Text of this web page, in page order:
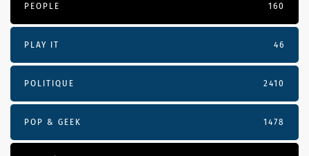
PEOPLE 160
PLAY IT 46
POLITIQUE 2410
POP & GEEK 1478